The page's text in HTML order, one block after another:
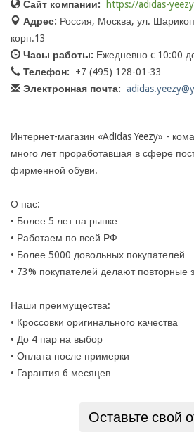
Сайт компании:
https://adidas-
Адрес: Россия, Москва, ул.
корп.13
Часы работы: Ежедневно c 10:00
Телефон:
+7 (495) 128-01-33
Электронная почта:
Интернет-магазин «Adidas Yeezy» -
много лет проработавшая в сфере
фирменной обуви.
О нас:
• Более 5 лет на рынке
• Работаем по всей РФ
• Более 5000 довольных покупателей
• 73% покупателей делают повторные
Наши преимущества:
• Кроссовки оригинального качества
• До 4 пар на выбор
• Оплата после примерки
• Гарантия 6 месяцев
Оставьте свой